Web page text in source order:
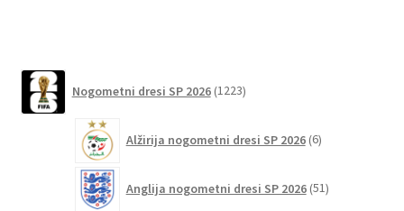
Nogometni dresi SP 2026 1223izdelkov
Alžirija nogometni dresi SP 2026 6izdelkov
Anglija nogometni dresi SP 2026 51izdelkov